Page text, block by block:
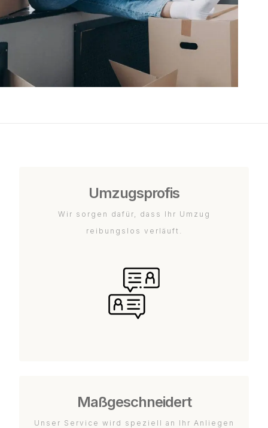
Umzugsprofis
Wir sorgen dafür, dass Ihr Umzug
reibungslos verläuft.
Maßgeschneidert
Unser Service wird speziell an Ihr Anliegen